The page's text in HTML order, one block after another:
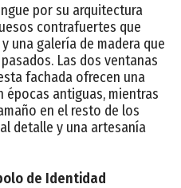
por su arquitectura
contrafuertes que
una galería de madera que
Las dos ventanas
fachada ofrecen una
antiguas, mientras
en el resto de los
detalle y una artesanía
de Identidad